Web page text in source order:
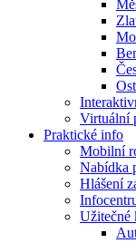
Virtuální
Praktické info
Mobilní
Nabídka
Hlášení
Užitečné